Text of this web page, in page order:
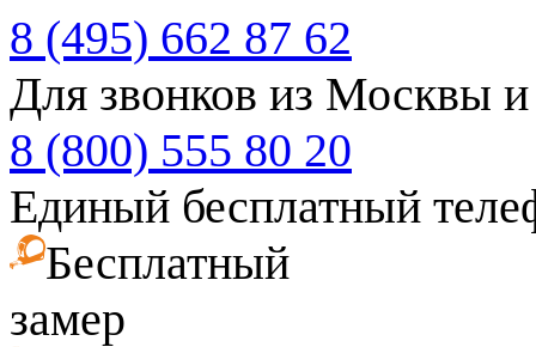
8 (495) 662 87 62
Для звонков из Москвы
8 (800) 555 80 20
Единый бесплатный
Бесплатный
замер